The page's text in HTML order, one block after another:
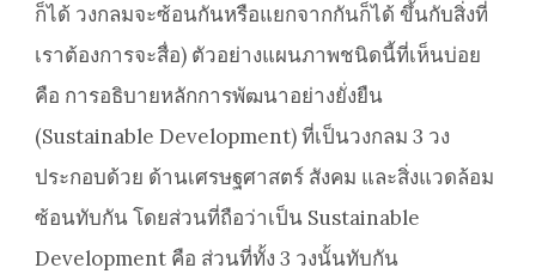
ก็ได้ วงกลมจะซ้อนกันหรือแยกจากกันก็ได้ ขึ้นกับสิ่งที่
เราต้องการจะสื่อ) ตัวอย่างแผนภาพชนิดนี้ที่เห็นบ่อย
คือ การอธิบายหลักการพัฒนาอย่างยั่งยืน
(Sustainable Development) ที่เป็นวงกลม 3 วง
ประกอบด้วย ด้านเศรษฐศาสตร์ สังคม และสิ่งแวดล้อม
ซ้อนทับกัน โดยส่วนที่ถือว่าเป็น Sustainable
Development คือ ส่วนที่ทั้ง 3 วงนั้นทับกัน